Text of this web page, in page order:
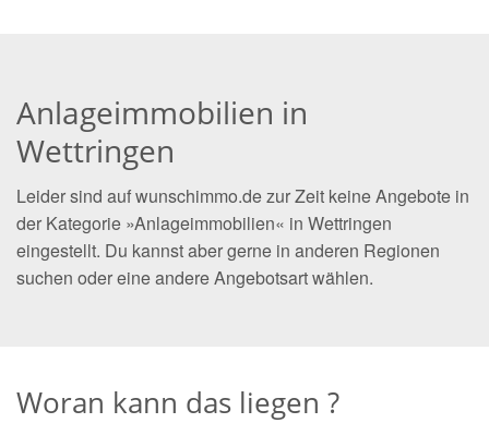
Anlageimmobilien in
Wettringen
Leider sind auf wunschimmo.de zur Zeit keine Angebote in
der Kategorie »Anlageimmobilien« in Wettringen
eingestellt. Du kannst aber gerne in anderen Regionen
suchen oder eine andere Angebotsart wählen.
Woran kann das liegen ?